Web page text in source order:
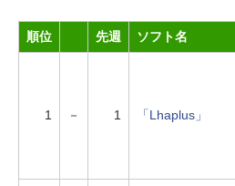
順位 先週 ソフト名
1 － 1 「Lhaplus」